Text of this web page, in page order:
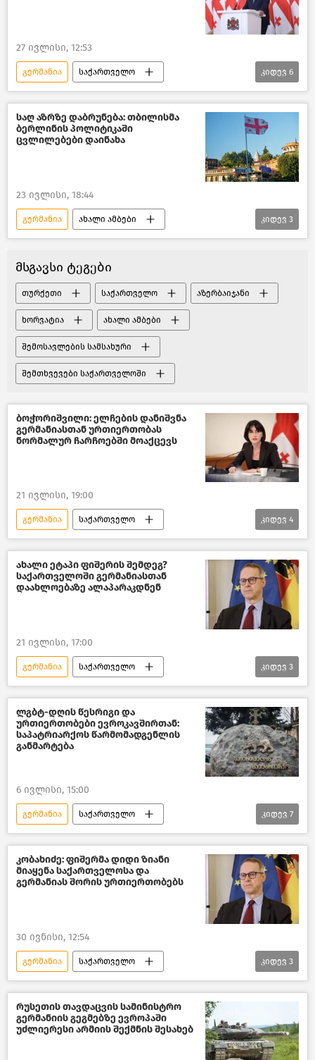
27 ივლისი, 12:53
გერმანია საქართველო
საქართველოს პარლამენტის თავმჯდომარე
შალვა პაპუაშვილი
პოლიტიკა საქართველოში
საქართველო-ევროკავშირის ურთიერთობები
კიდევ 6
საღ აზრზე დაბრუნება: თბილისმა
ბერლინის პოლიტიკაში
ცვლილებები დაინახა
23 ივლისი, 18:44
გერმანია ახალი ამბები
საქართველო ქართული ოცნება
საქართველოს საგარეო პოლიტიკა
კიდევ 3
მსგავსი ტეგები
თურქეთი საქართველო აზერბაიჯანი
ხორვატია ახალი ამბები
შემოსავლების სამსახური
შემთხვევები საქართველოში
ბოჭორიშვილი: ელჩების დანიშვნა
გერმანიასთან ურთიერთობას
ნორმალურ ჩარჩოებში მოაქცევს
21 ივლისი, 19:00
გერმანია საქართველო
პოლიტიკა საქართველოში
საქართველოს საგარეო პოლიტიკა
საქართველოს საგარეო საქმეთა სამინისტრო
კიდევ 4
ახალი ეტაპი ფიშერის შემდეგ?
საქართველოში გერმანიასთან
დაახლოებაზე ალაპარაკდნენ
21 ივლისი, 17:00
გერმანია საქართველო
პოლიტიკა საქართველოში
საქართველოს საგარეო პოლიტიკა
ახალი ამბები
კიდევ 3
ლგბტ-დღის წესრიგი და
ურთიერთობები ევროკავშირთან:
საპატრიარქოს წარმომადგენლის
განმარტება
6 ივლისი, 15:00
გერმანია საქართველო
საქართველოს საპატრიარქო
პოლიტიკა საქართველოში
საქართველო-ევროკავშირის ურთიერთობები
ლგბტ-თემის პრობლემები
კიდევ 7
კობახიძე: ფიშერმა დიდი ზიანი
მიაყენა საქართველოსა და
გერმანიას შორის ურთიერთობებს
30 ივნისი, 12:54
გერმანია საქართველო
საქართველოს პრემიერ–მინისტრი
პოლიტიკა საქართველოში
ახალი ამბები
კიდევ 3
რუსეთის თავდაცვის სამინისტრო
გერმანიის გეგმებზე ევროპაში
უძლიერესი არმიის შექმნის შესახებ